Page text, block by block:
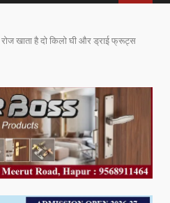
रोज खाता है दो किलो घी और ड्राई फ्रूट्स